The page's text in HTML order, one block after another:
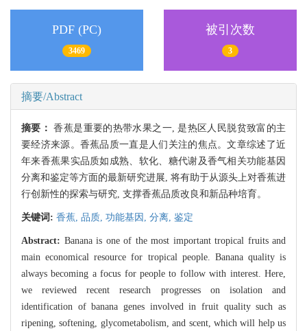
PDF (PC)
3469
被引次数
3
摘要/Abstract
摘要：香蕉是重要的热带水果之一, 是热区人民脱贫致富的主
要经济来源。香蕉品质一直是人们关注的焦点。文章综述了近
年来香蕉果实品质如成熟、软化、糖代谢及香气相关功能基因
分离和鉴定等方面的最新研究进展, 将有助于从源头上对香蕉进
行创新性的探索与研究, 支撑香蕉品质改良和新品种培育。
关键词: 香蕉, 品质, 功能基因, 分离, 鉴定
Abstract: Banana is one of the most important tropical fruits and
main economical resource for tropical people. Banana quality is
always becoming a focus for people to follow with interest. Here,
we reviewed recent research progresses on isolation and
identification of banana genes involved in fruit quality such as
ripening, softening, glycometabolism, and scent, which will help us